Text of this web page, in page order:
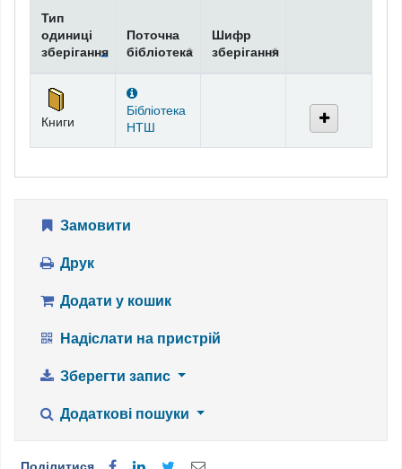
Фонди
Тип
одиниці
зберігання
Поточна
бібліотека
Шифр
зберігання
Книги
Бібліотека
НТШ
Замовити
Друк
Додати у кошик
Надіслати на пристрій
Зберегти запис
Додаткові пошуки